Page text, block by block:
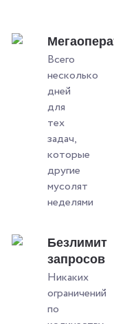
млн.
Всего
несколько
дней
для
тех
задач,
которые
другие
мусолят
неделями
Безлимит
запросов
Никаких
ограничений
по